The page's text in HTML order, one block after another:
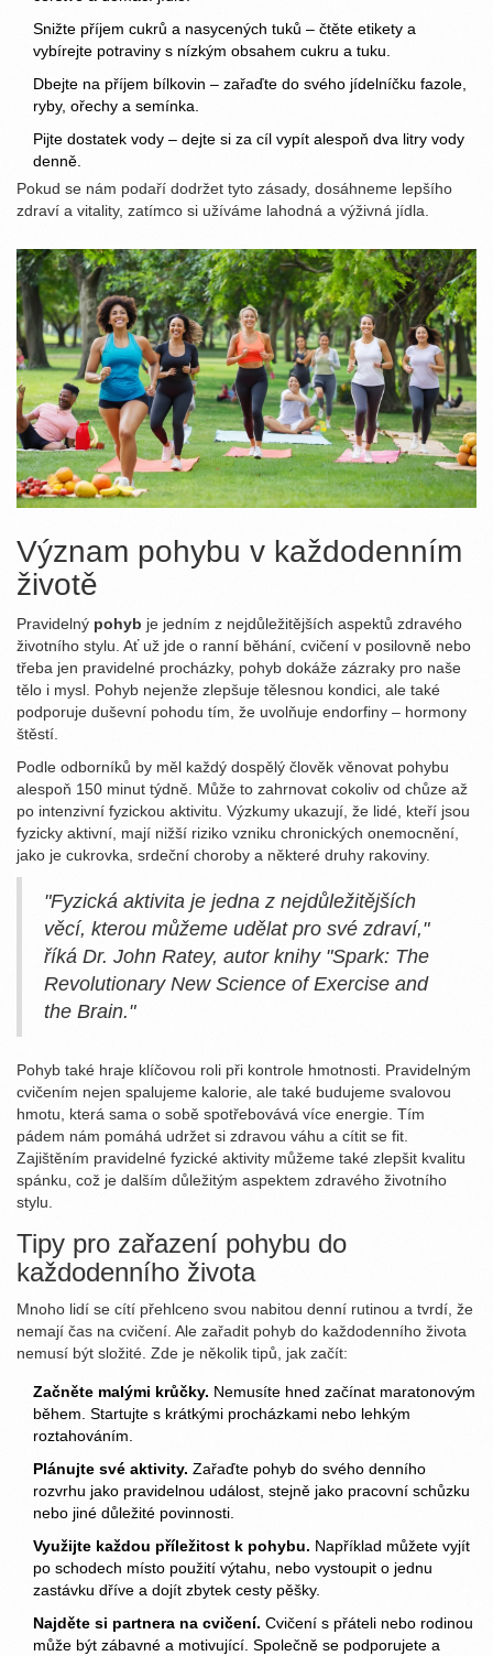
Snižte příjem cukrů a nasycených tuků – čtěte etikety a
vybírejte potraviny s nízkým obsahem cukru a tuku.
Dbejte na příjem bílkovin – zařaďte do svého jídelníčku fazole,
ryby, ořechy a semínka.
Pijte dostatek vody – dejte si za cíl vypít alespoň dva litry vody
denně.
Pokud se nám podaří dodržet tyto zásady, dosáhneme lepšího
zdraví a vitality, zatímco si užíváme lahodná a výživná jídla.
Význam pohybu v každodenním
životě
Pravidelný pohyb je jedním z nejdůležitějších aspektů zdravého
životního stylu. Ať už jde o ranní běhání, cvičení v posilovně nebo
třeba jen pravidelné procházky, pohyb dokáže zázraky pro naše
tělo i mysl. Pohyb nejenže zlepšuje tělesnou kondici, ale také
podporuje duševní pohodu tím, že uvolňuje endorfiny – hormony
štěstí.
Podle odborníků by měl každý dospělý člověk věnovat pohybu
alespoň 150 minut týdně. Může to zahrnovat cokoliv od chůze až
po intenzivní fyzickou aktivitu. Výzkumy ukazují, že lidé, kteří jsou
fyzicky aktivní, mají nižší riziko vzniku chronických onemocnění,
jako je cukrovka, srdeční choroby a některé druhy rakoviny.
"Fyzická aktivita je jedna z nejdůležitějších
věcí, kterou můžeme udělat pro své zdraví,"
říká Dr. John Ratey, autor knihy "Spark: The
Revolutionary New Science of Exercise and
the Brain."
Pohyb také hraje klíčovou roli při kontrole hmotnosti. Pravidelným
cvičením nejen spalujeme kalorie, ale také budujeme svalovou
hmotu, která sama o sobě spotřebovává více energie. Tím
pádem nám pomáhá udržet si zdravou váhu a cítit se fit.
Zajištěním pravidelné fyzické aktivity můžeme také zlepšit kvalitu
spánku, což je dalším důležitým aspektem zdravého životního
stylu.
Tipy pro zařazení pohybu do
každodenního života
Mnoho lidí se cítí přehlceno svou nabitou denní rutinou a tvrdí, že
nemají čas na cvičení. Ale zařadit pohyb do každodenního života
nemusí být složité. Zde je několik tipů, jak začít:
Začněte malými krůčky. Nemusíte hned začínat maratonovým
během. Startujte s krátkými procházkami nebo lehkým
roztahováním.
Plánujte své aktivity. Zařaďte pohyb do svého denního
rozvrhu jako pravidelnou událost, stejně jako pracovní schůzku
nebo jiné důležité povinnosti.
Využijte každou příležitost k pohybu. Například můžete vyjít
po schodech místo použití výtahu, nebo vystoupit o jednu
zastávku dříve a dojít zbytek cesty pěšky.
Najděte si partnera na cvičení. Cvičení s přáteli nebo rodinou
může být zábavné a motivující. Společně se podporujete a